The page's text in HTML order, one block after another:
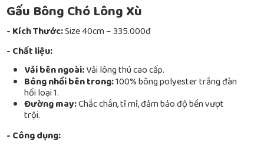
Gấu Bông Chó Lông Xù
- Kích Thước:Size 40cm – 335.000đ
- Chất liệu:
Vải bên ngoài:Vải lông thú cao cấp.
Bông nhồi bên trong:100% bông polyester trắng đàn
hồi loại 1.
Đường may:Chắc chắn, tỉ mỉ, đảm bảo độ bền vượt
trội.
- Công dụng: